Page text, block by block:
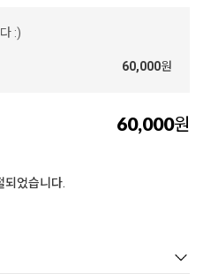
:)
60,000원
60,000원
되었습니다.